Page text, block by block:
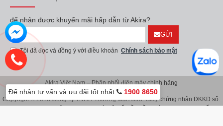
để nhận được khuyến mãi hấp dẫn từ Akira?
GỬI
Tôi đã đọc và đồng ý với điều khoản Chính sách bảo mật
Akira Việt Nam – Phân phối điện máy chính hãng
Copyright © 2018 Công Ty TNHH Thương Mại Akira. Giấy chứng nhận ĐKKD số:
Để nhận tư vấn và ưu đãi tốt nhất 1900 8650